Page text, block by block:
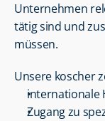
Unternehmen
tätig sind und
müssen.
Unsere koscher
internationale
Zugang zu